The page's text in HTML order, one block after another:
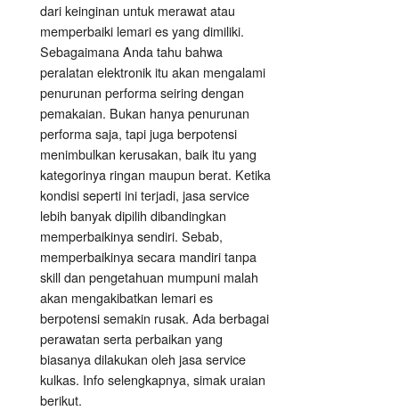
dari keinginan untuk merawat atau
memperbaiki lemari es yang dimiliki.
Sebagaimana Anda tahu bahwa
peralatan elektronik itu akan mengalami
penurunan performa seiring dengan
pemakaian. Bukan hanya penurunan
performa saja, tapi juga berpotensi
menimbulkan kerusakan, baik itu yang
kategorinya ringan maupun berat. Ketika
kondisi seperti ini terjadi, jasa service
lebih banyak dipilih dibandingkan
memperbaikinya sendiri. Sebab,
memperbaikinya secara mandiri tanpa
skill dan pengetahuan mumpuni malah
akan mengakibatkan lemari es
berpotensi semakin rusak. Ada berbagai
perawatan serta perbaikan yang
biasanya dilakukan oleh jasa service
kulkas. Info selengkapnya, simak uraian
berikut.